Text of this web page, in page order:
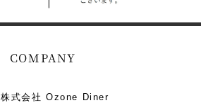
COMPANY
株式会社 Ozone Diner